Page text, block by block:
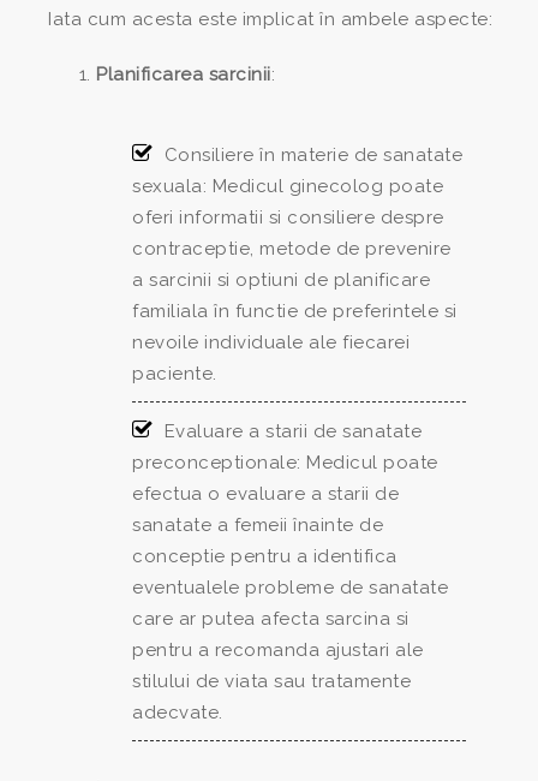
Iata cum acesta este implicat în ambele aspecte:
Planificarea sarcinii:
Consiliere în materie de sanatate
sexuala: Medicul ginecolog poate
oferi informatii si consiliere despre
contraceptie, metode de prevenire
a sarcinii si optiuni de planificare
familiala în functie de preferintele si
nevoile individuale ale fiecarei
paciente.
Evaluare a starii de sanatate
preconceptionale: Medicul poate
efectua o evaluare a starii de
sanatate a femeii înainte de
conceptie pentru a identifica
eventualele probleme de sanatate
care ar putea afecta sarcina si
pentru a recomanda ajustari ale
stilului de viata sau tratamente
adecvate.